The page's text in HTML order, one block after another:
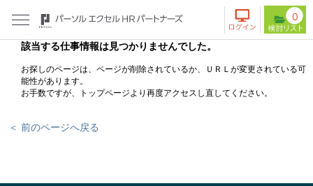
0
該当する仕事情報は見つかりませんでした。
お探しのページは、ページが削除されているか、ＵＲＬが変更されている可
能性があります。
お手数ですが、トップページより再度アクセスし直してください。
＜ 前のページへ戻る